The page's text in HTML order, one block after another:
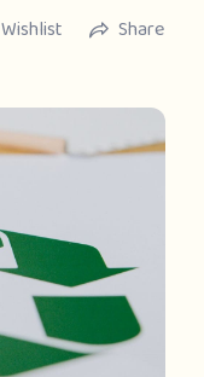
Wishlist Share